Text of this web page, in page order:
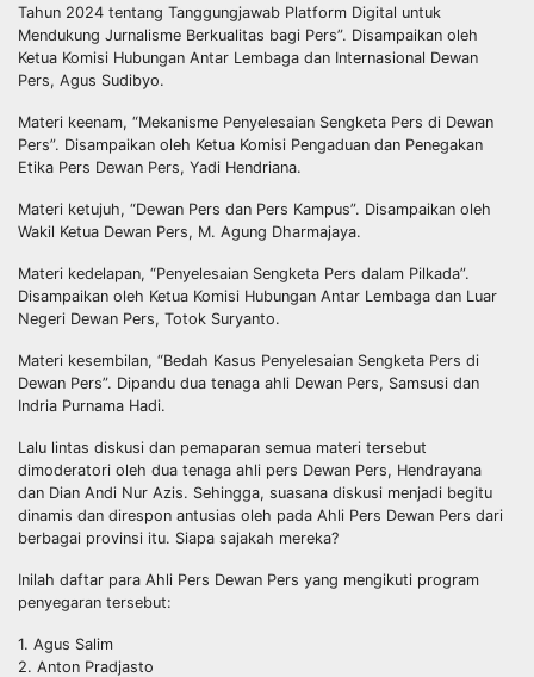
Tahun 2024 tentang Tanggungjawab Platform Digital untuk
Mendukung Jurnalisme Berkualitas bagi Pers”. Disampaikan oleh
Ketua Komisi Hubungan Antar Lembaga dan Internasional Dewan
Pers, Agus Sudibyo.
Materi keenam, “Mekanisme Penyelesaian Sengketa Pers di Dewan
Pers”. Disampaikan oleh Ketua Komisi Pengaduan dan Penegakan
Etika Pers Dewan Pers, Yadi Hendriana.
Materi ketujuh, “Dewan Pers dan Pers Kampus”. Disampaikan oleh
Wakil Ketua Dewan Pers, M. Agung Dharmajaya.
Materi kedelapan, “Penyelesaian Sengketa Pers dalam Pilkada”.
Disampaikan oleh Ketua Komisi Hubungan Antar Lembaga dan Luar
Negeri Dewan Pers, Totok Suryanto.
Materi kesembilan, “Bedah Kasus Penyelesaian Sengketa Pers di
Dewan Pers”. Dipandu dua tenaga ahli Dewan Pers, Samsusi dan
Indria Purnama Hadi.
Lalu lintas diskusi dan pemaparan semua materi tersebut
dimoderatori oleh dua tenaga ahli pers Dewan Pers, Hendrayana
dan Dian Andi Nur Azis. Sehingga, suasana diskusi menjadi begitu
dinamis dan direspon antusias oleh pada Ahli Pers Dewan Pers dari
berbagai provinsi itu. Siapa sajakah mereka?
Inilah daftar para Ahli Pers Dewan Pers yang mengikuti program
penyegaran tersebut:
1. Agus Salim
2. Anton Pradjasto